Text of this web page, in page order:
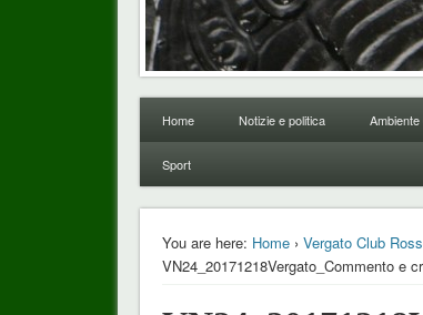
Home Notizie e politica
Sport
You are here: Home› Vergato Club
VN24_20171218Vergato_Commento e